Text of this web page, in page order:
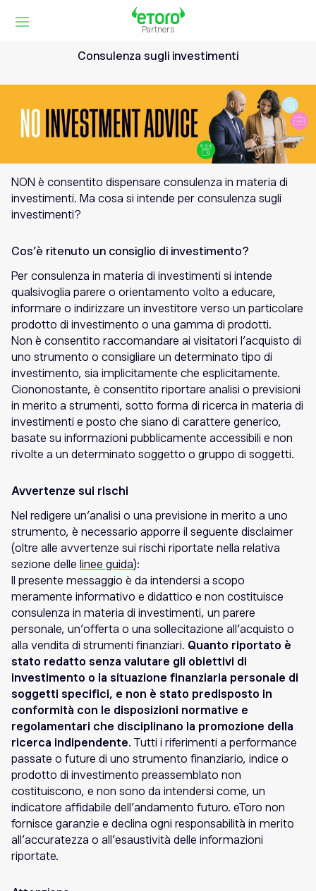
Partners
Consulenza sugli investimenti
NON è consentito dispensare consulenza in materia di
investimenti. Ma cosa si intende per consulenza sugli
investimenti?
Cos’è ritenuto un consiglio di investimento?
Per consulenza in materia di investimenti si intende
qualsivoglia parere o orientamento volto a educare,
informare o indirizzare un investitore verso un particolare
prodotto di investimento o una gamma di prodotti.
Non è consentito raccomandare ai visitatori l’acquisto di
uno strumento o consigliare un determinato tipo di
investimento, sia implicitamente che esplicitamente.
Ciononostante, è consentito riportare analisi o previsioni
in merito a strumenti, sotto forma di ricerca in materia di
investimenti e posto che siano di carattere generico,
basate su informazioni pubblicamente accessibili e non
rivolte a un determinato soggetto o gruppo di soggetti.
Avvertenze sui rischi
Nel redigere un’analisi o una previsione in merito a uno
strumento, è necessario apporre il seguente disclaimer
(oltre alle avvertenze sui rischi riportate nella relativa
sezione delle linee guida):
Il presente messaggio è da intendersi a scopo
meramente informativo e didattico e non costituisce
consulenza in materia di investimenti, un parere
personale, un’offerta o una sollecitazione all’acquisto o
alla vendita di strumenti finanziari. Quanto riportato è
stato redatto senza valutare gli obiettivi di
investimento o la situazione finanziaria personale di
soggetti specifici, e non è stato predisposto in
conformità con le disposizioni normative e
regolamentari che disciplinano la promozione della
ricerca indipendente. Tutti i riferimenti a performance
passate o future di uno strumento finanziario, indice o
prodotto di investimento preassemblato non
costituiscono, e non sono da intendersi come, un
indicatore affidabile dell’andamento futuro. eToro non
fornisce garanzie e declina ogni responsabilità in merito
all’accuratezza o all’esaustività delle informazioni
riportate.